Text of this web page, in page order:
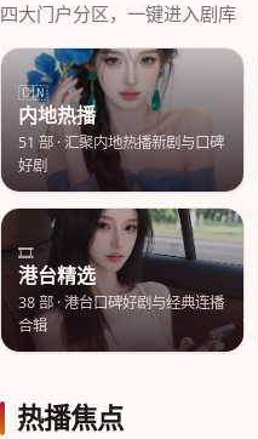
四大门户分区，一键进入剧库
🇨🇳
内地热播
51 部 ·汇聚内地热播新剧与口碑
好剧
🎞️
港台精选
38部 ·港台口碑好剧与经典连播
合辑
热播焦点